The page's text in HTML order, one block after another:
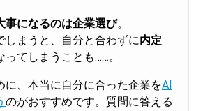
事になるのは企業選び。
しまうと、自分と合わずに内定
ってしまうことも……。
に、本当に自分に合った企業をAI
のがおすすめです。質問に答える